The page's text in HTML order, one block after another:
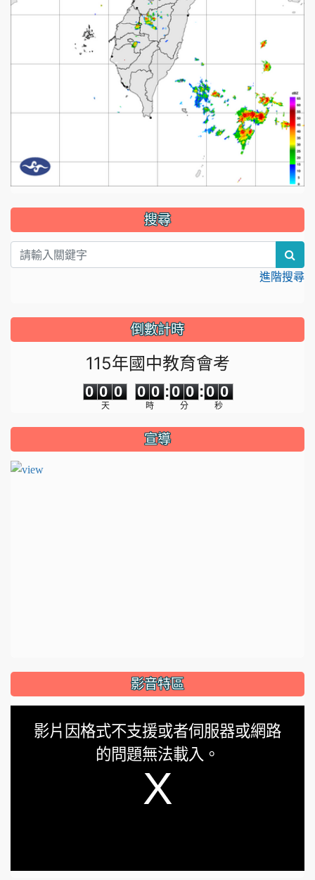
::: 搜尋
進階搜尋
倒數計時
115年國中教育會考
0
0
0
0
0
0
天
0
0
0
0
時
:
0
0
0
0
分
:
0
0
0
0
秒
宣導
影音特區
影片因格式不支援或者伺服器或網路
的問題無法載入。